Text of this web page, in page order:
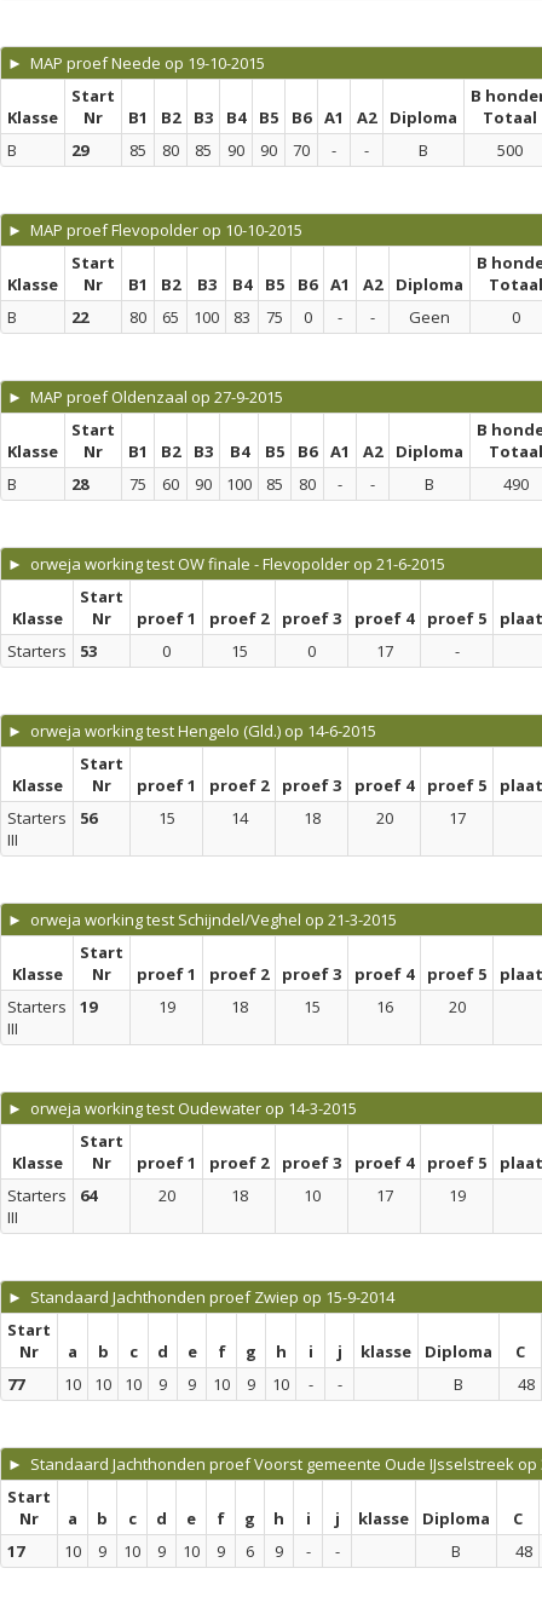
► MAP proef Neede op 19-10-2015
Klasse
Start
Nr
B1 B2 B3 B4 B5 B6 A1 A2 Diploma
B
Totaal
B
29 85 80 85 90 90 70 - - B 500
► MAP proef Flevopolder op 10-10-2015
Klasse
Start
Nr
B1 B2 B3 B4 B5 B6 A1 A2 Diploma
B
Totaal
B
22 80 65 100 83 75 0 - - Geen 0
► MAP proef Oldenzaal op 27-9-2015
Klasse
Start
Nr
B1 B2 B3 B4 B5 B6 A1 A2 Diploma
B
Totaal
B
28 75 60 90 100 85 80 - - B 490
► orweja working test OW finale - Flevopolder op 21-6-2015
Klasse
Start
Nr
proef 1 proef 2 proef 3 proef 4 proef 5
Starters
53 0 15 0 17 -
► orweja working test Hengelo (Gld.) op 14-6-2015
Klasse
Start
Nr
proef 1 proef 2 proef 3 proef 4 proef 5
Starters
III
56 15 14 18 20 17
► orweja working test Schijndel/Veghel op 21-3-2015
Klasse
Start
Nr
proef 1 proef 2 proef 3 proef 4 proef 5
Starters
III
19 19 18 15 16 20
► orweja working test Oudewater op 14-3-2015
Klasse
Start
Nr
proef 1 proef 2 proef 3 proef 4 proef 5
Starters
III
64 20 18 10 17 19
► Standaard Jachthonden proef Zwiep op 15-9-2014
Start
Nr
a b c d e f g h i j klasse Diploma
C
77
10 10 10 9 9 10 9 10 - - B 48
► Standaard Jachthonden proef Voorst gemeente Oude IJsselstreek op
Start
Nr
a b c d e f g h i j klasse Diploma
C
17
10 9 10 9 10 9 6 9 - - B 48